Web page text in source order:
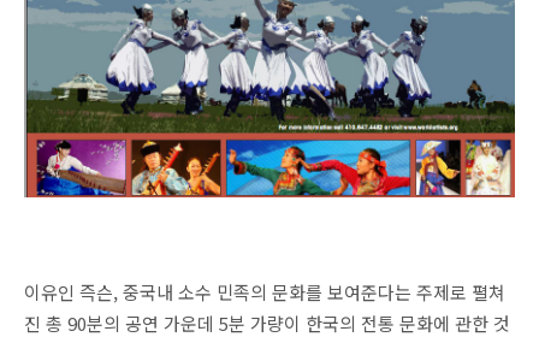
이유인 즉슨, 중국내 소수 민족의 문화를 보여준다는 주제로 펼쳐
진 총 90분의 공연 가운데 5분 가량이 한국의 전통 문화에 관한 것